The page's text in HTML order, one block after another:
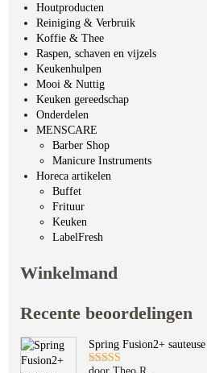
Houtproducten
Reiniging & Verbruik
Koffie & Thee
Raspen, schaven en vijzels
Keukenhulpen
Mooi & Nuttig
Keuken gereedschap
Onderdelen
MENSCARE
Barber Shop
Manicure Instruments
Horeca artikelen
Buffet
Frituur
Keuken
LabelFresh
Winkelmand
Recente beoordelingen
Spring Fusion2+